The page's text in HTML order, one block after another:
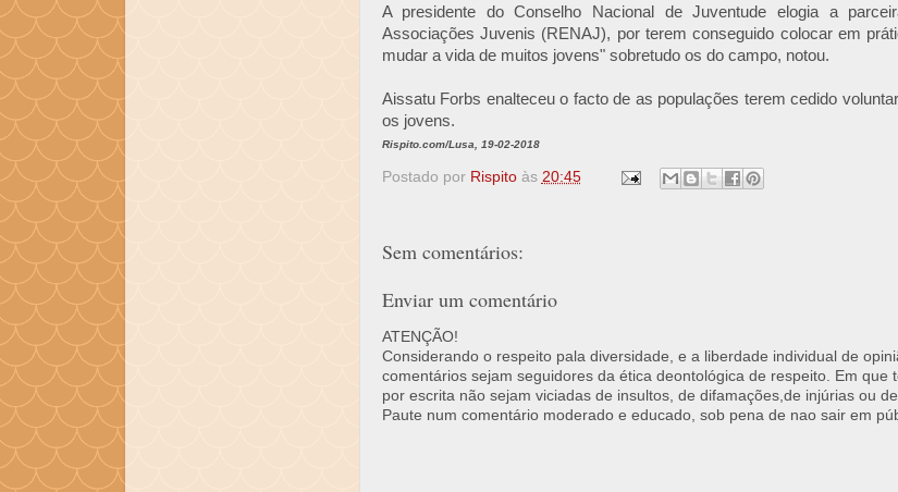
A presidente do Conselho Nacional de Juventude elogia a
Associações Juvenis (RENAJ), por terem conseguido colocar em
mudar a vida de muitos jovens" sobretudo os do campo, notou.
Aissatu Forbs enalteceu o facto de as populações terem cedido
os jovens.
Rispito.com/Lusa, 19-02-2018
Postado por Rispito às 20:45
Sem comentários:
Enviar um comentário
ATENÇÃO!
Considerando o respeito pala diversidade, e a liberdade individual de
comentários sejam seguidores da ética deontológica de respeito. Em que
por escrita não sejam viciadas de insultos, de difamações,de injúrias ou de
Paute num comentário moderado e educado, sob pena de nao sair em